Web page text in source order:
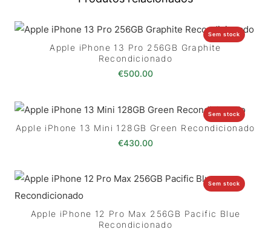
Sem stock
Apple iPhone 13 Pro 256GB Graphite
Recondicionado
€500.00
Sem stock
Apple iPhone 13 Mini 128GB Green Recondicionado
€430.00
Sem stock
Apple iPhone 12 Pro Max 256GB Pacific Blue
Recondicionado